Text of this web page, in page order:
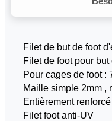
Filet de but de foot
Filet de foot pour
Pour cages de foot :
Maille simple 2mm ,
Entièrement
Filet foot anti-UV